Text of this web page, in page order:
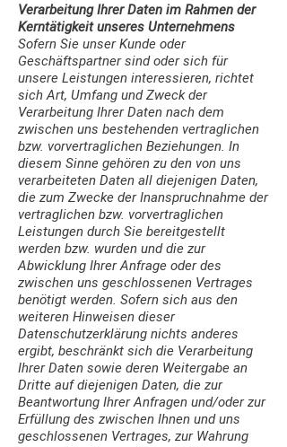
Verarbeitung Ihrer Daten im Rahmen der
Kerntätigkeit unseres Unternehmens
Sofern Sie unser Kunde oder
Geschäftspartner sind oder sich für
unsere Leistungen interessieren, richtet
sich Art, Umfang und Zweck der
Verarbeitung Ihrer Daten nach dem
zwischen uns bestehenden vertraglichen
bzw. vorvertraglichen Beziehungen. In
diesem Sinne gehören zu den von uns
verarbeiteten Daten all diejenigen Daten,
die zum Zwecke der Inanspruchnahme der
vertraglichen bzw. vorvertraglichen
Leistungen durch Sie bereitgestellt
werden bzw. wurden und die zur
Abwicklung Ihrer Anfrage oder des
zwischen uns geschlossenen Vertrages
benötigt werden. Sofern sich aus den
weiteren Hinweisen dieser
Datenschutzerklärung nichts anderes
ergibt, beschränkt sich die Verarbeitung
Ihrer Daten sowie deren Weitergabe an
Dritte auf diejenigen Daten, die zur
Beantwortung Ihrer Anfragen und/oder zur
Erfüllung des zwischen Ihnen und uns
geschlossenen Vertrages, zur Wahrung